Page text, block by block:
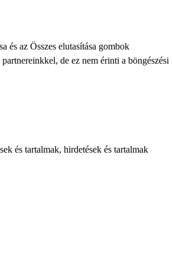
és az Összes elutasítása gombok
de ez nem érinti a böngészési
és tartalmak, hirdetések és tartalmak